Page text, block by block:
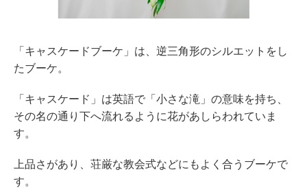
「キャスケードブーケ」は、逆三角形のシルエットをし
たブーケ。
「キャスケード」は英語で「小さな滝」の意味を持ち、
その名の通り下へ流れるように花があしらわれていま
す。
上品さがあり、荘厳な教会式などにもよく合うブーケで
す。